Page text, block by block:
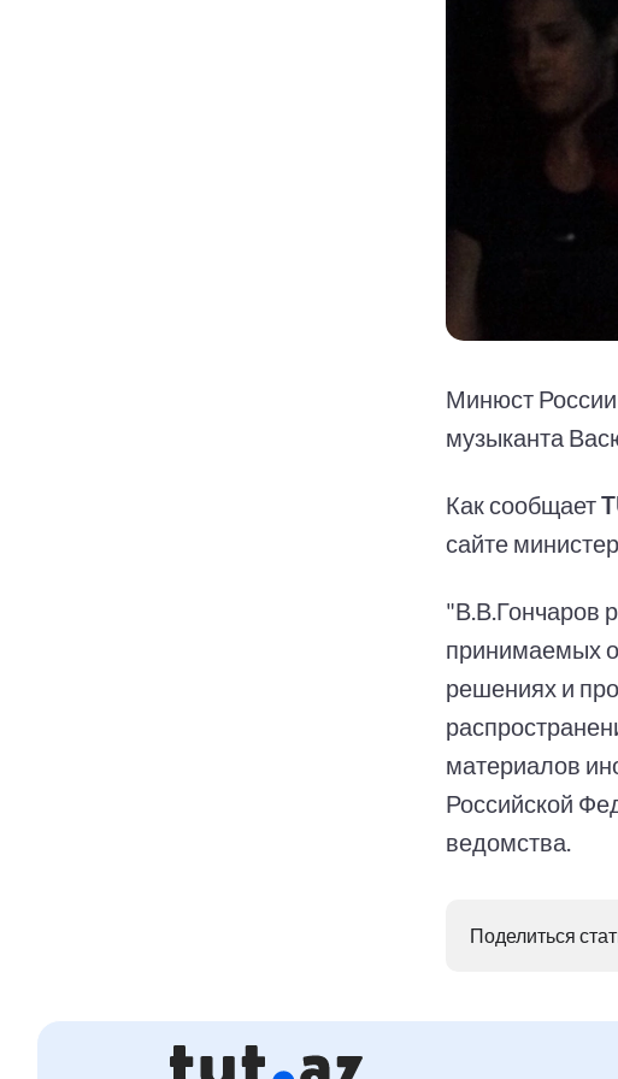
Минюст России
музыканта
Как сообщает
сайте
"В.В.Гончаров
принимаемых
решениях и
материалов
Российской
ведомства.
Поделиться